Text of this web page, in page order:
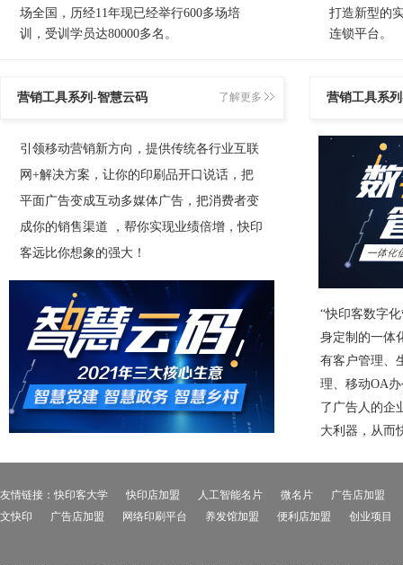
场全国，历经11年现已经举行600多场培
训，受训学员达80000多名。
打造新型的
连锁平台。
营销工具系列-智慧云码 了解更多
引领移动营销新方向，提供传统各行业互联
网+解决方案，让你的印刷品开口说话，把
平面广告变成互动多媒体广告，把消费者变
成你的销售渠道 ，帮你实现业绩倍增，快印
客远比你想象的强大！
营销工具系
“快印客数字
身定制的一体
有客户管理、
理、移动OA
了广告人的企
大利器，从而
友情链接： 快印客大学 快印店加盟 人工智能名片 微名片
广告店加盟
文快印
广告店加盟 网络印刷平台 养发馆加盟 便利店加盟 创业项目